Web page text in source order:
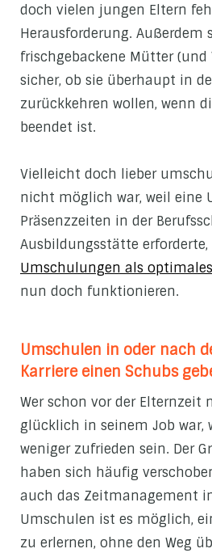
doch vielen jungen Eltern
Herausforderung. Außerdem
frischgebackene Mütter
sicher, ob sie überhaupt in
zurückkehren wollen, wenn
beendet ist.
Vielleicht doch lieber
nicht möglich war, weil eine
Präsenzzeiten in der
Ausbildungsstätte
Umschulungen als
nun doch funktionieren.
Umschulen in oder nach
Karriere einen Schubs
Wer schon vor der Elternzeit
glücklich in seinem Job war,
weniger zufrieden sein. Der
haben sich häufig
auch das Zeitmanagement
Umschulen ist es möglich,
zu erlernen, ohne den Weg